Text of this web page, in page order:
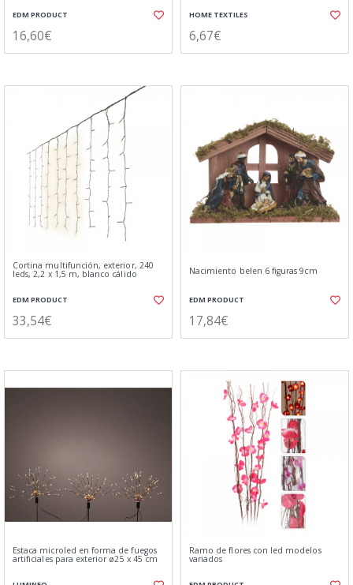
EDM PRODUCT
16,60€
HOME TEXTILES
6,67€
Cortina multifunción, exterior, 240
leds, 2,2 x 1,5 m, blanco cálido
EDM PRODUCT
33,54€
Nacimiento belen 6 figuras 9cm
EDM PRODUCT
17,84€
Estaca microled en forma de fuegos
artificiales para exterior ø25 x 45 cm
Ramo de flores con led modelos
variados